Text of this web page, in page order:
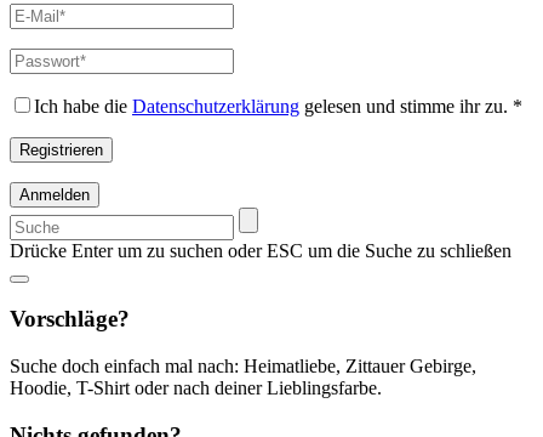
E-
Mail-
Adresse*
Erforderlich
Passwort*
Erforderlich
Ich habe die Datenschutzerklärung gelesen und stimme ihr zu. *
Registrieren
Anmelden
Suchen
nach:
Drücke Enter um zu suchen oder ESC um die Suche zu schließen
Vorschläge?
Suche doch einfach mal nach: Heimatliebe, Zittauer Gebirge,
Hoodie, T-Shirt oder nach deiner Lieblingsfarbe.